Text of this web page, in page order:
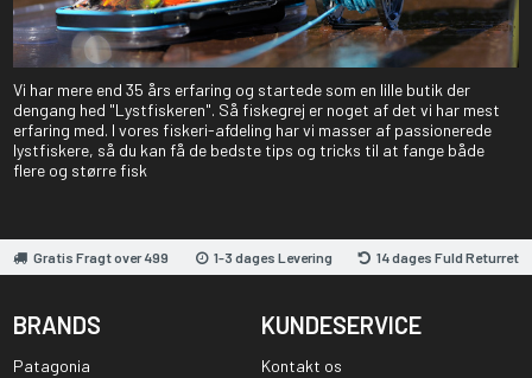
Vi har mere end 35 års erfaring og startede som en lille butik der
dengang hed "Lystfiskeren". Så fiskegrej er noget af det vi har mest
erfaring med. I vores fiskeri-afdeling har vi masser af passionerede
lystfiskere, så du kan få de bedste tips og tricks til at fange både
flere og større fisk
Gratis Fragt over 499 1-3 dages Levering 14 dages Fuld Returret
BRANDS
Patagonia
KUNDESERVICE
Kontakt os